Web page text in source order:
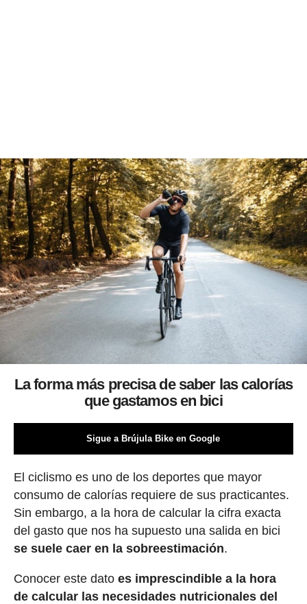
La forma más precisa de saber las calorías
que gastamos en bici
Sigue a Brújula Bike en Google
El ciclismo es uno de los deportes que mayor
consumo de calorías requiere de sus practicantes.
Sin embargo, a la hora de calcular la cifra exacta
del gasto que nos ha supuesto una salida en bici
se suele caer en la sobreestimación.
Conocer este dato es imprescindible a la hora
de calcular las necesidades nutricionales del